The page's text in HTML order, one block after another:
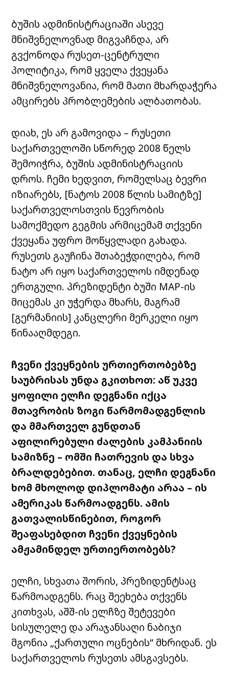
ბუშის ადმინისტრაციაში ასევე
მნიშვნელოვნად მიგვაჩნდა, არ
გვქონოდა რუსეთ-ცენტრული
პოლიტიკა, რომ ყველა ქვეყანა
მნიშვნელოვანია, რომ მათი მხარდაჭერა
ამცირებს პრობლემების ალბათობას.
დიახ, ეს არ გამოვიდა – რუსეთი
საქართველოში სწორედ 2008 წელს
შემოიჭრა, ბუშის ადმინისტრაციის
დროს. ჩემი ხედვით, რომელსაც ბევრი
იზიარებს, [ნატოს 2008 წლის სამიტზე]
საქართველოსთვის წევრობის
სამოქმედო გეგმის არმიცემამ თქვენი
ქვეყანა უფრო მოწყვლადი გახადა.
რუსეთს გაუჩინა შთაბეჭდილება, რომ
ნატო არ იყო საქართველოს იმდენად
ერთგული. პრეზიდენტი ბუში MAP-ის
მიცემას კი უჭერდა მხარს, მაგრამ
[გერმანიის] კანცლერი მერკელი იყო
წინააღმდეგი.
ჩვენი ქვეყნების ურთიერთობებზე
საუბრისას უნდა გკითხოთ: აწ უკვე
ყოფილი ელჩი დეგნანი იქცა
მთავრობის ზოგი წარმომადგენლის
და მმართველ გუნდთან
აფილირებული ძალების კამპანიის
სამიზნე – ომში ჩათრევის და სხვა
ბრალდებებით. თანაც, ელჩი დეგნანი
ხომ მხოლოდ დიპლომატი არაა – ის
ამერიკას წარმოადგენს. ამის
გათვალისწინებით, როგორ
შეაფასებდით ჩვენი ქვეყნების
ამჟამინდელ ურთიერთობებს?
ელჩი, სხვათა შორის, პრეზიდენტსაც
წარმოადგენს. რაც შეეხება თქვენს
კითხვას, აშშ-ის ელჩზე შეტევები
სისულელე და არაჯანსაღი ნაბიჯი
მგონია „ქართული ოცნების“ მხრიდან. ეს
საქართველოს რუსეთს ამსგავსებს.